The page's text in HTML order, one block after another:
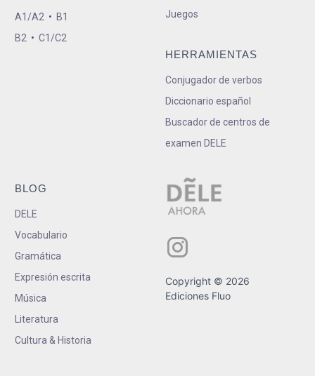
A1/A2 • B1
B2 • C1/C2
Juegos
HERRAMIENTAS
Conjugador de verbos
Diccionario español
Buscador de centros de
examen DELE
BLOG
DELE
Vocabulario
Gramática
Expresión escrita
Música
Literatura
Cultura & Historia
Copyright © 2026
Ediciones Fluo